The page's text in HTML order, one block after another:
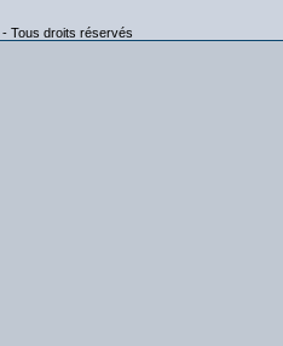
- Tous droits réservés